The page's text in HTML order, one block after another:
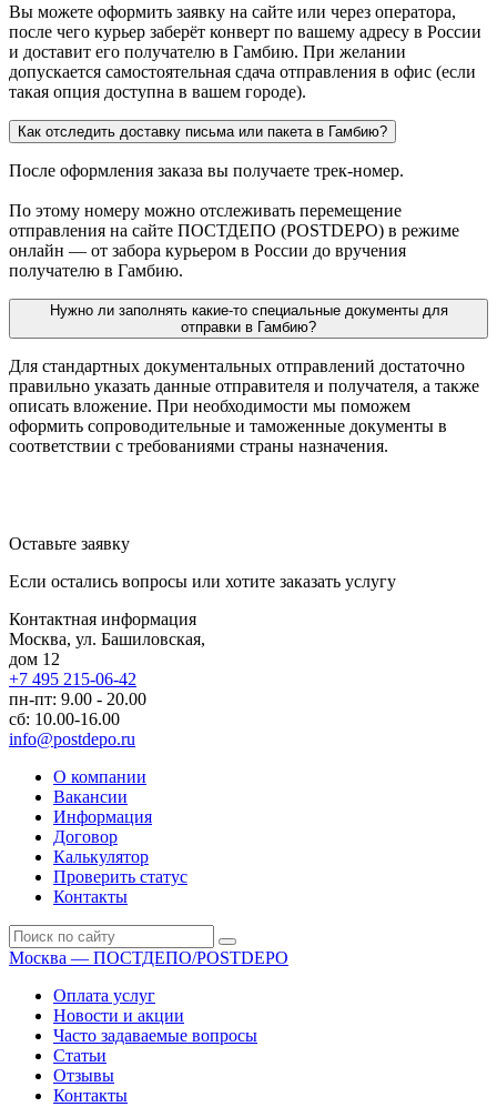
Вы можете оформить заявку на сайте или через оператора,
после чего курьер заберёт конверт по вашему адресу в России
и доставит его получателю в Гамбию. При желании
допускается самостоятельная сдача отправления в офис (если
такая опция доступна в вашем городе).
Как отследить доставку письма или пакета в Гамбию?
После оформления заказа вы получаете трек-номер.
По этому номеру можно отслеживать перемещение
отправления на сайте ПОСТДЕПО (POSTDEPO) в режиме
онлайн — от забора курьером в России до вручения
получателю в Гамбию.
Нужно ли заполнять какие-то специальные документы для
отправки в Гамбию?
Для стандартных документальных отправлений достаточно
правильно указать данные отправителя и получателя, а также
описать вложение. При необходимости мы поможем
оформить сопроводительные и таможенные документы в
соответствии с требованиями страны назначения.
Оставьте заявку
Если остались вопросы или хотите заказать услугу
Контактная информация
Москва, ул. Башиловская,
дом 12
+7 495 215-06-42
пн-пт: 9.00 - 20.00
сб: 10.00-16.00
info@postdepo.ru
О компании
Вакансии
Информация
Договор
Калькулятор
Проверить статус
Контакты
Москва — ПОСТДЕПО/POSTDEPO
Оплата услуг
Новости и акции
Часто задаваемые вопросы
Статьи
Отзывы
Контакты